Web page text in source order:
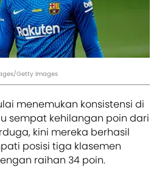
Getty Images
menemukan konsistensi di
sempat kehilangan poin dari
kini mereka berhasil
posisi tiga klasemen
raihan 34 poin.